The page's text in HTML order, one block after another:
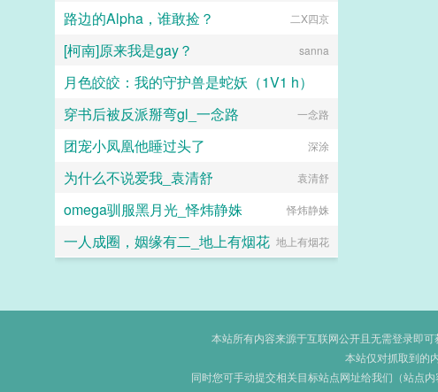
路边的Alpha，谁敢捡？ 二X四京
[柯南]原来我是gay？ sanna
月色皎皎：我的守护兽是蛇妖（1V1 h）
暗黑猫妖
穿书后被反派掰弯gl_一念路 一念路
团宠小凤凰他睡过头了 深涂
为什么不说爱我_袁清舒 袁清舒
omega驯服黑月光_怿炜静姝 怿炜静姝
一人成圈，姻缘有二_地上有烟花 地上有烟花
本站所有内容来源于互联网公开且无需登录即
本站仅对抓取到的
同时您可手动提交相关目标站点网址给我们（站点